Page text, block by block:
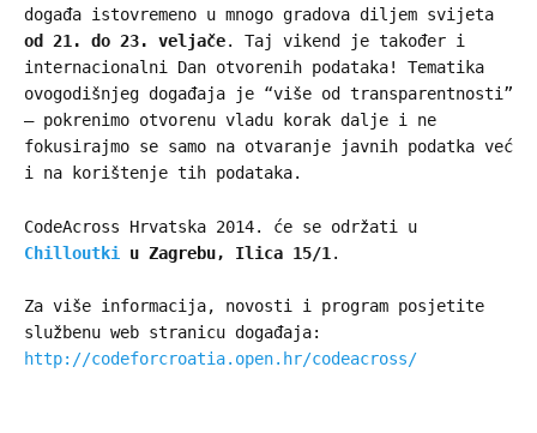
događa istovremeno u mnogo gradova diljem svijeta
od 21. do 23. veljače. Taj vikend je također i
internacionalni Dan otvorenih podataka! Tematika
ovogodišnjeg događaja je “više od transparentnosti”
– pokrenimo otvorenu vladu korak dalje i ne
fokusirajmo se samo na otvaranje javnih podatka već
i na korištenje tih podataka.
CodeAcross Hrvatska 2014. će se održati u
Chilloutki
u Zagrebu, Ilica 15/1 .
Za više informacija, novosti i program posjetite
službenu web stranicu događaja:
http://codeforcroatia.open.hr/codeacross/